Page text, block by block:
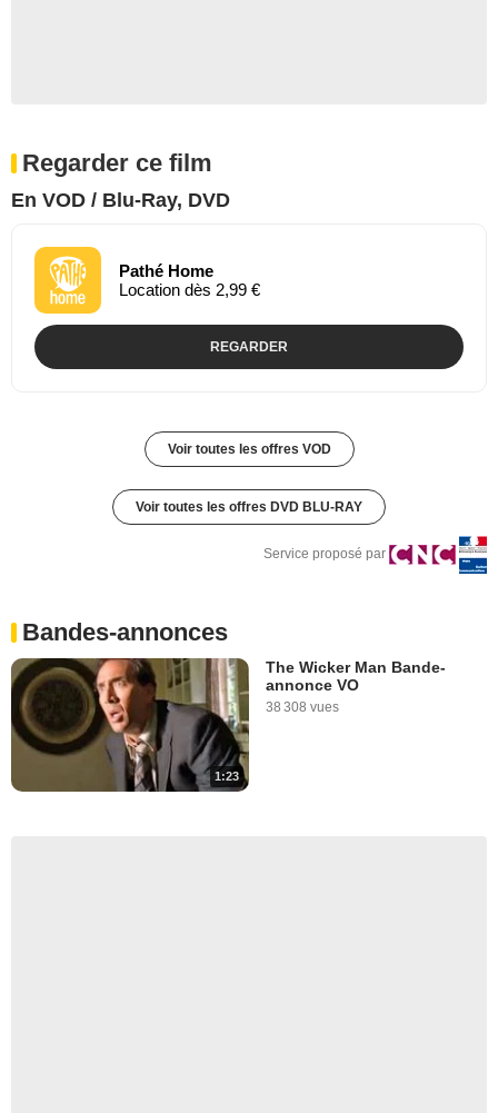
Regarder ce film
En VOD / Blu-Ray, DVD
Pathé Home
Location dès 2,99 €
REGARDER
Voir toutes les offres VOD
Voir toutes les offres DVD BLU-RAY
Service proposé par
Bandes-annonces
1:23
The Wicker Man Bande-
annonce VO
38 308 vues